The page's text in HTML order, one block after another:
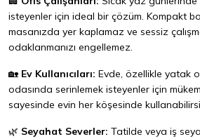
isteyenler için ideal bir çözüm. Kompakt
masanızda yer kaplamaz ve sessiz
odaklanmanızı engellemez.
🏡 Ev Kullanıcıları: Evde, özellikle yatak
odasında serinlemek isteyenler için
sayesinde evin her köşesinde
🌿 Seyahat Severler: Tatilde veya iş